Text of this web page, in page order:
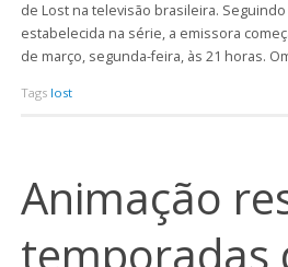
de Lost na televisão brasileira.
estabelecida na série, a emissora
de março, segunda-feira, às 21 horas.
Tags lost
Animação
temporadas